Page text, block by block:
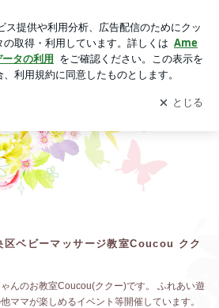
て ブログの更新通知
を受け取りまし
開く
区ベビーマッサージ教室Coucou クク
んのお教室Coucou(ククー)です。 ふれあい遊
ママが楽しめるイベント等開催しています。